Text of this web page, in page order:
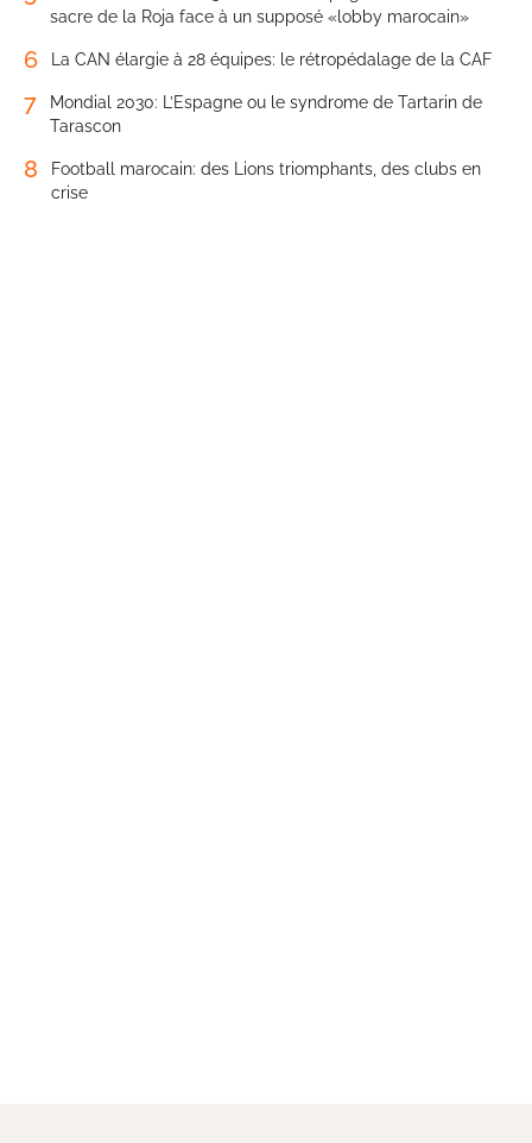
sacre de la Roja face à un supposé «lobby marocain»
6 La CAN élargie à 28 équipes: le rétropédalage de la CAF
7
Mondial 2030: L’Espagne ou le syndrome de Tartarin de
Tarascon
8
Football marocain: des Lions triomphants, des clubs en
crise